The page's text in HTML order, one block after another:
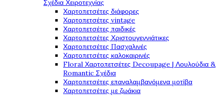
Σχέδια Χειροτεχνίας
Χαρτοπετσέτες διάφορες
Χαρτοπετσέτες vintage
Χαρτοπετσέτες παιδικές
Χαρτοπετσέτες Χριστουγεννιάτικες
Χαρτοπετσέτες Πασχαλινές
Χαρτοπετσέτες καλοκαιρινές
Floral Χαρτοπετσέτες Decoupage | Λουλούδια &
Romantic Σχέδια
Χαρτοπετσέτες επαναλαμβανόμενα μοτίβα
Χαρτοπετσέτες με ζωάκια